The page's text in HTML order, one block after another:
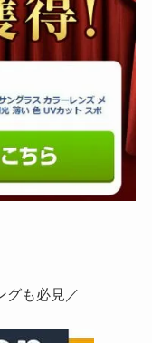
グも必見／